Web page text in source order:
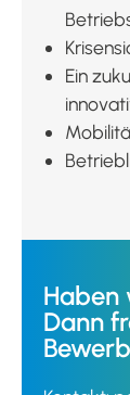
Ein
Haben
Dann